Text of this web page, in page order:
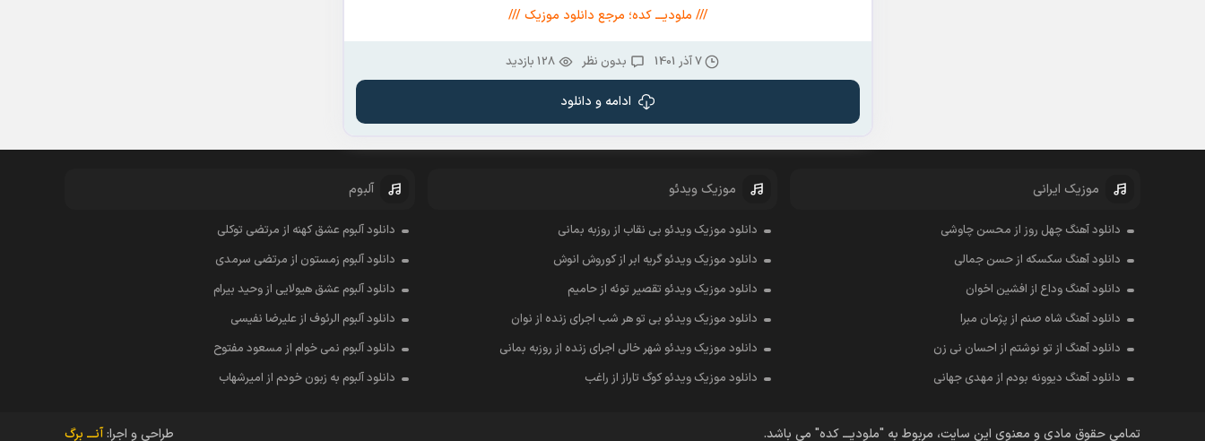
/// ملودیـــ کده؛ مرجع دانلود موزیک ///
7 آذر 1401 بدون نظر 128 بازدید
ادامه و دانلود
موزیک ایرانی
دانلود آهنگ چهل روز از محسن چاوشی
دانلود آهنگ سکسکه از حسن جمالی
دانلود آهنگ وداع از افشين اخوان
دانلود آهنگ شاه صنم از پژمان مبرا
دانلود آهنگ از تو نوشتم از احسان نی زن
دانلود آهنگ دیوونه بودم از مهدی جهانی
موزیک ویدئو
دانلود موزیک ویدئو بی نقاب از روزبه بمانی
دانلود موزیک ویدئو گریه ابر از کوروش انوش
دانلود موزیک ویدئو تقصیر توئه از حامیم
دانلود موزیک ویدئو بی تو هر شب اجرای زنده از نوان
دانلود موزیک ویدئو شهر خالی اجرای زنده از روزبه بمانی
دانلود موزیک ویدئو کوگ تاراز از راغب
آلبوم
دانلود آلبوم عشق کهنه از مرتضی توکلی
دانلود آلبوم زمستون از مرتضی سرمدی
دانلود آلبوم عشق هیولایی از وحید بیرام
دانلود آلبوم الرئوف از علیرضا نفیسی
دانلود آلبوم نمی خوام از مسعود مفتوح
دانلود آلبوم به زبون خودم از امیرشهاب
تمامی حقوق مادی و معنوی این سایت، مربوط به "ملودیـــ کده" می باشد. طراحی و اجرا:آنـــ برگ